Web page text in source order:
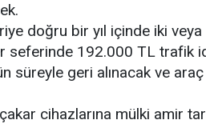
doğru bir yıl içinde iki veya
seferinde 192.000 TL trafik
süreyle geri alınacak ve araç
cihazlarına mülki amir